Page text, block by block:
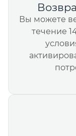
Вы можете
течение